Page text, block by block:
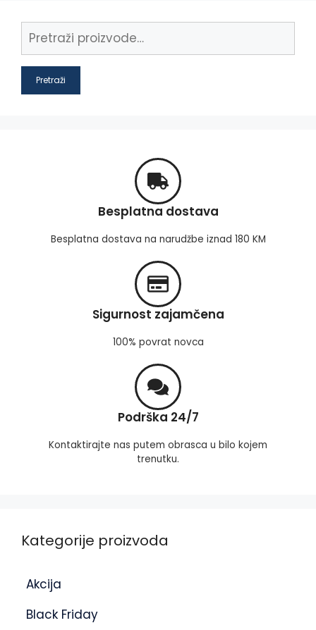
Pretraži
Besplatna dostava
Besplatna dostava na narudžbe iznad 180 KM
Sigurnost zajamčena
100% povrat novca
Podrška 24/7
Kontaktirajte nas putem obrasca u bilo kojem
trenutku.
Kategorije proizvoda
Akcija
Black Friday